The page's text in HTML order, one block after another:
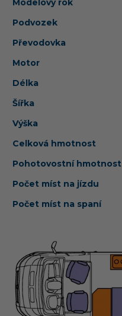
Modelový rok
Podvozek
Převodovka
Motor
Délka
Šířka
Výška
Celková hmotnost
Pohotovostní hmotnost
Počet míst na jízdu
Počet míst na spaní